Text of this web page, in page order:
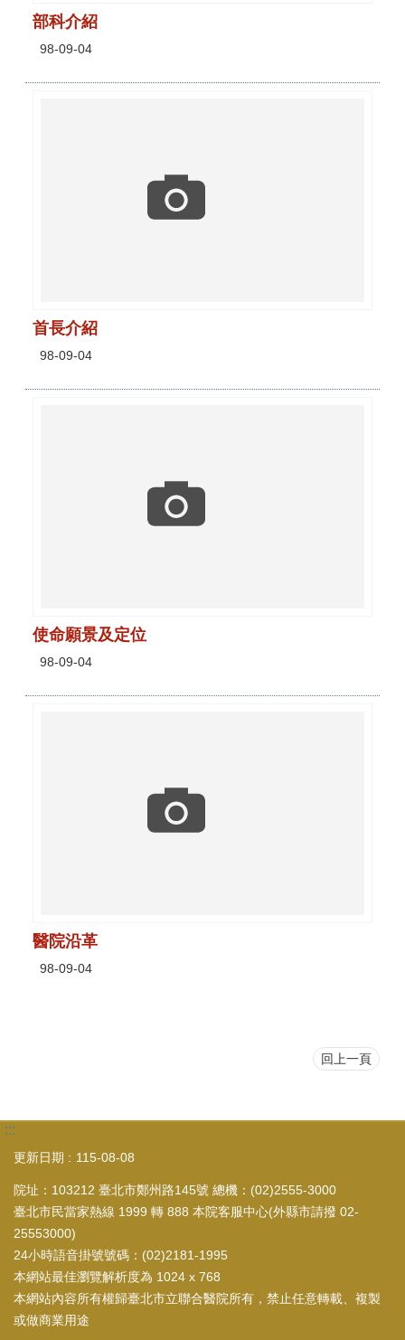
部科介紹
98-09-04
首長介紹
98-09-04
使命願景及定位
98-09-04
醫院沿革
98-09-04
回上一頁
:::
更新日期 115-08-08
院址：103212 臺北市鄭州路145號 總機：(02)2555-3000
臺北市民當家熱線 1999 轉 888 本院客服中心(外縣市請撥 02-
25553000)
24小時語音掛號號碼：(02)2181-1995
本網站最佳瀏覽解析度為 1024 x 768
本網站內容所有權歸臺北市立聯合醫院所有，禁止任意轉載、複製
或做商業用途